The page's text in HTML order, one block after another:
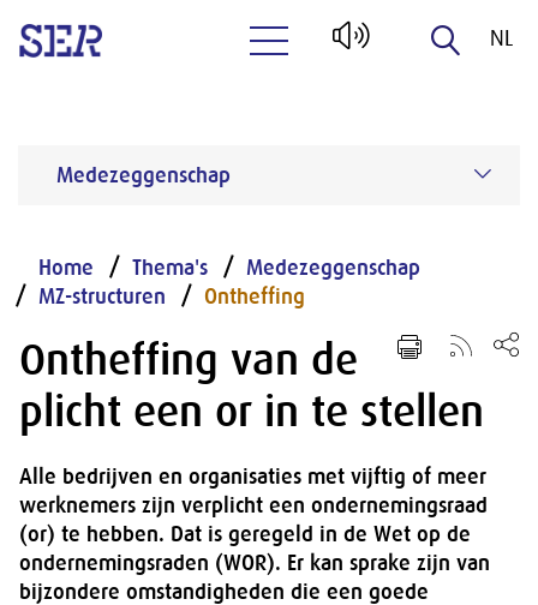
NL
Medezeggenschap
Home Thema's
Medezeggenschap
MZ-structuren
Ontheffing
Ontheffing van de
plicht een or in te stellen
Alle bedrijven en organisaties met vijftig of meer
werknemers zijn verplicht een ondernemingsraad
(or) te hebben. Dat is geregeld in de Wet op de
ondernemingsraden (WOR). Er kan sprake zijn van
bijzondere omstandigheden die een goede